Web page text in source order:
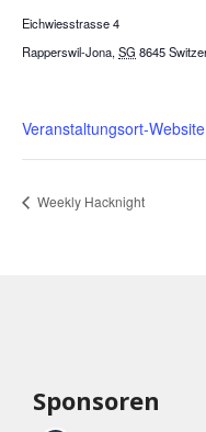
Eichwiesstrasse 4
Rapperswil-Jona, SG 8645
Veranstaltungsort-
Weekly Hacknight
Sponsoren